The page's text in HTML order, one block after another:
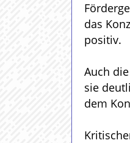
das
positiv.
Auch
sie
dem